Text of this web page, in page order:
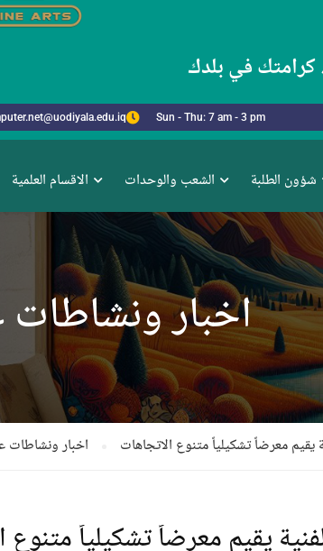
كرامتك في بلدك
Sun - Thu: 7 am - 3 pm
الاقسام العلمية الشعب والوحدات شؤون الطلبة
اخبار ونشاطات
اخبار ونشاطات يقيم معرضاً تشكيلياً متنوع الاتجاهات
يقيم معرضاً تشكيلياً متنوع